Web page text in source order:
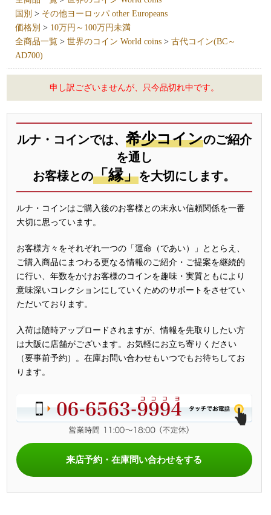
国別 > その他ヨーロッパ other Europeans
価格別 > 10万円～100万円未満
全商品一覧 >世界のコイン World coins >古代コイン(BC～
AD700)
申し訳ございませんが、只今品切れ中です。
ルナ・コインでは、 希少コインのご紹介
を通し
お客様との「縁」を大切にします。
ルナ・コインはご購入後のお客様との末永い信頼関係を一番
大切に思っています。
お客様方々をそれぞれ一つの「運命（であい）」ととらえ、
ご購入商品にまつわる更なる情報のご紹介・ご提案を継続的
に行い、年数をかけお客様のコインを趣味・実質ともにより
意味深いコレクションにしていくためのサポートをさせてい
ただいております。
入荷は随時アップロードされますが、情報を先取りしたい方
は大阪に店舗がございます。お気軽にお立ち寄りください
（要事前予約）。在庫お問い合わせもいつでもお待ちしてお
ります。
来店予約・在庫問い合わせをする